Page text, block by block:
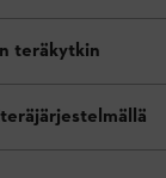
teräkytkin